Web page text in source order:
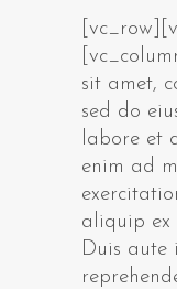
sit amet,
sed do
labore et
enim ad
aliquip ex
Duis aute